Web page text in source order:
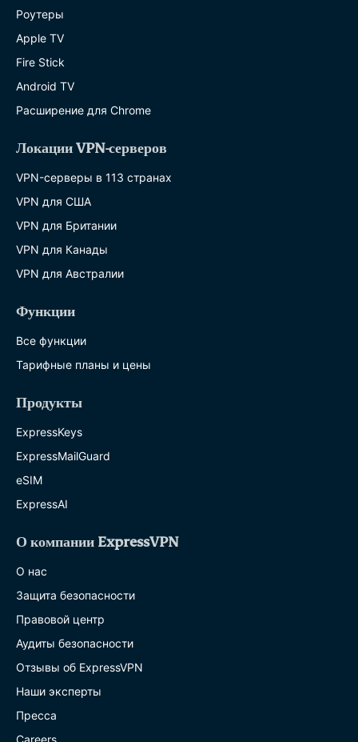
Роутеры
Apple TV
Fire Stick
Android TV
Расширение для Chrome
Локации VPN-серверов
VPN-серверы в 113 странах
VPN для США
VPN для Британии
VPN для Канады
VPN для Австралии
Функции
Все функции
Тарифные планы и цены
Продукты
ExpressKeys
ExpressMailGuard
eSIM
ExpressAI
О компании ExpressVPN
О нас
Защита безопасности
Правовой центр
Аудиты безопасности
Отзывы об ExpressVPN
Наши эксперты
Пресса